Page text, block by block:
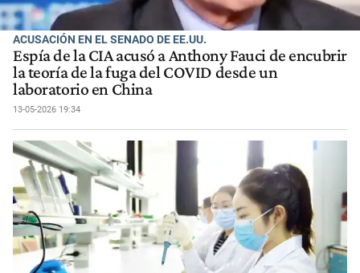
ACUSACIÓN EN EL SENADO DE EE.UU.
Espía de la CIA acusó a Anthony Fauci de encubrir
la teoría de la fuga del COVID desde un
laboratorio en China
13-05-2026 19:34